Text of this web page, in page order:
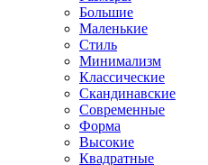
Большие
Маленькие
Стиль
Минимализм
Классические
Скандинавские
Современные
Форма
Высокие
Квадратные